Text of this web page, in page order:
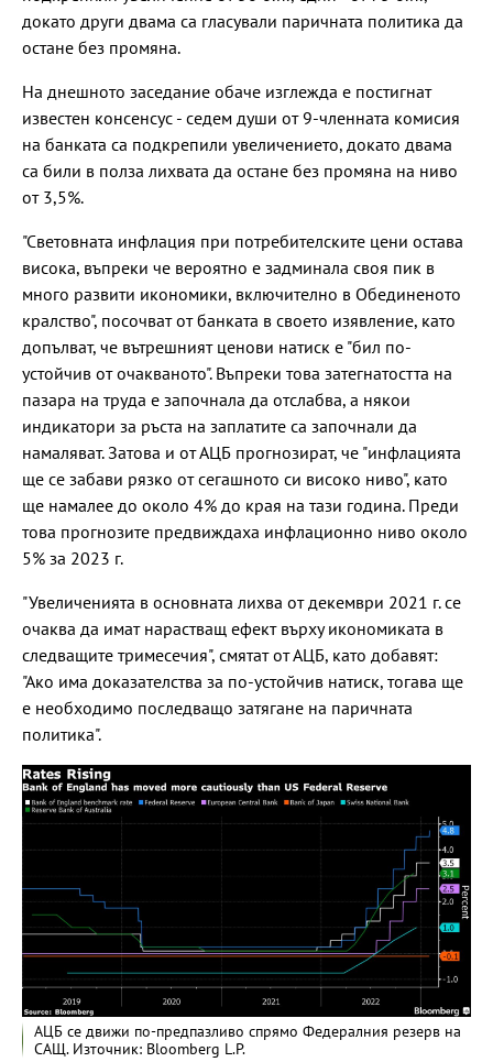
докато други двама са гласували паричната политика да
остане без промяна.
На днешното заседание обаче изглежда е постигнат
известен консенсус - седем души от 9-членната комисия
на банката са подкрепили увеличението, докато двама
са били в полза лихвата да остане без промяна на ниво
от 3,5%.
"Световната инфлация при потребителските цени остава
висока, въпреки че вероятно е задминала своя пик в
много развити икономики, включително в Обединеното
кралство", посочват от банката в своето изявление, като
допълват, че вътрешният ценови натиск е "бил по-
устойчив от очакваното". Въпреки това затегнатостта на
пазара на труда е започнала да отслабва, а някои
индикатори за ръста на заплатите са започнали да
намаляват. Затова и от АЦБ прогнозират, че "инфлацията
ще се забави рязко от сегашното си високо ниво", като
ще намалее до около 4% до края на тази година. Преди
това прогнозите предвиждаха инфлационно ниво около
5% за 2023 г.
"Увеличенията в основната лихва от декември 2021 г. се
очаква да имат нарастващ ефект върху икономиката в
следващите тримесечия", смятат от АЦБ, като добавят:
"Ако има доказателства за по-устойчив натиск, тогава ще
е необходимо последващо затягане на паричната
политика".
АЦБ се движи по-предпазливо спрямо Федералния резерв на
САЩ. Източник: Bloomberg L.P.